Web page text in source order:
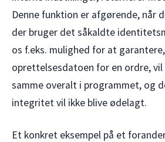
Denne funktion er afgørende, når
der bruger det såkaldte
os f.eks. mulighed for at
oprettelsesdatoen for en ordre,
samme overalt i programmet, og
integritet vil ikke blive ødelagt.
Et konkret eksempel på et